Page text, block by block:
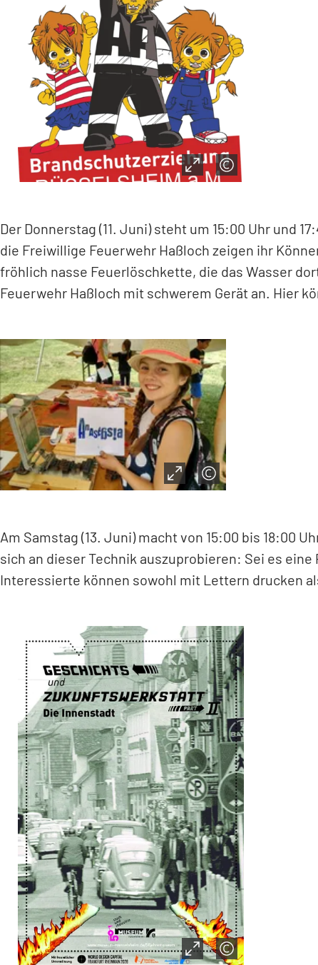
Der Donnerstag (11. Juni) steht um 15:00 Uhr und
die Freiwillige Feuerwehr Haßloch zeigen ihr
fröhlich nasse Feuerlöschkette, die das Wasser
Feuerwehr Haßloch mit schwerem Gerät an. Hier
Am Samstag (13. Juni) macht von 15:00 bis 18:00
sich an dieser Technik auszuprobieren: Sei es
Interessierte können sowohl mit Lettern drucken